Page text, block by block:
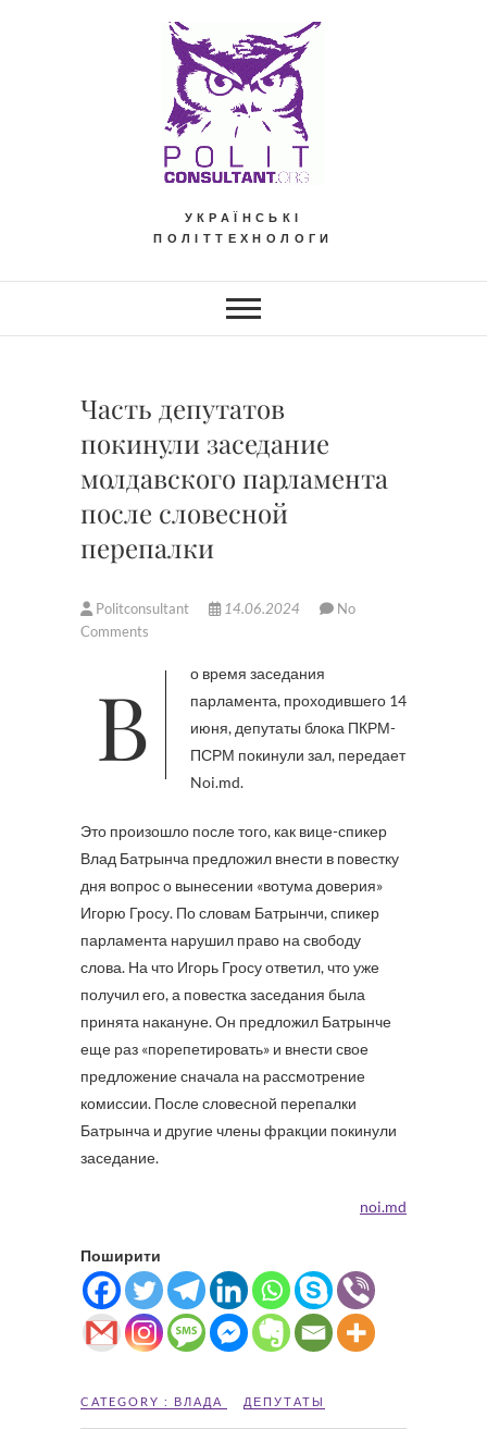
УКРАЇНСЬКІ
ПОЛІТТЕХНОЛОГИ
Часть депутатов
покинули заседание
молдавского парламента
после словесной
перепалки
Politconsultant 14.06.2024
No
Comments
Во время заседания
парламента, проходившего 14
июня, депутаты блока ПКРМ-
ПСРМ покинули зал, передает
Noi.md.
Это произошло после того, как вице-спикер
Влад Батрынча предложил внести в повестку
дня вопрос о вынесении «вотума доверия»
Игорю Гросу. По словам Батрынчи, спикер
парламента нарушил право на свободу
слова. На что Игорь Гросу ответил, что уже
получил его, а повестка заседания была
принята накануне. Он предложил Батрынче
еще раз «порепетировать» и внести свое
предложение сначала на рассмотрение
комиссии. После словесной перепалки
Батрынча и другие члены фракции покинули
заседание.
noi.md
Поширити
CATEGORY : ВЛАДА ДЕПУТАТЫ